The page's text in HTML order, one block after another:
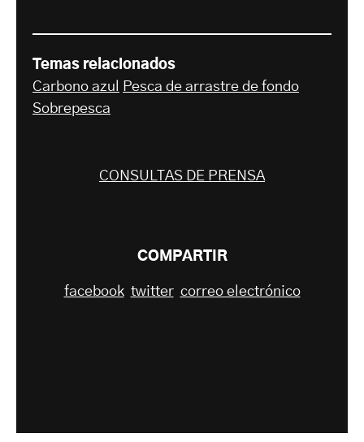
Temas relacionados
Carbono azul
Pesca de arrastre de fondo
Sobrepesca
CONSULTAS DE PRENSA
COMPARTIR
facebook twitter correo electrónico